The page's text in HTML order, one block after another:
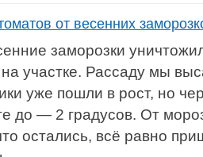
от весенних
заморозки
участке. Рассаду мы
уже пошли в рост, но
до — 2 градусов. От
остались, всё равно